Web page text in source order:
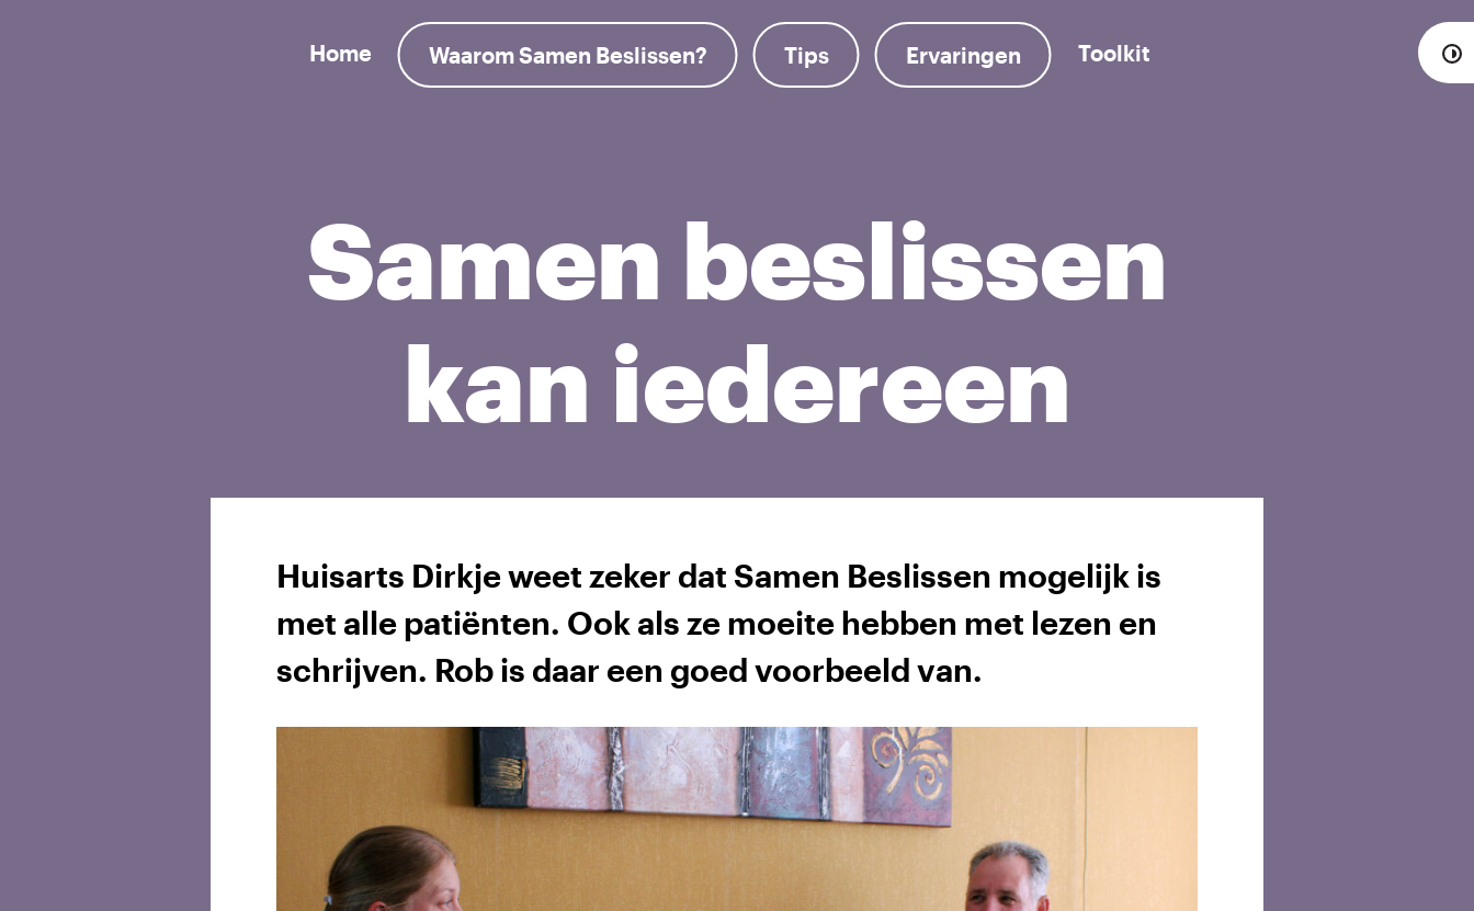
Home Waarom Samen Beslissen? Tips Ervaringen Toolkit
Samen beslissen
kan iedereen
Huisarts Dirkje weet zeker dat Samen Beslissen mogelijk is
met alle patiënten. Ook als ze moeite hebben met lezen en
schrijven. Rob is daar een goed voorbeeld van.